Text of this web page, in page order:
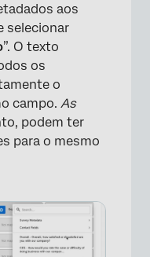
×
aos
selecionar
”. O texto
os
o
campo. As
podem ter
para o mesmo